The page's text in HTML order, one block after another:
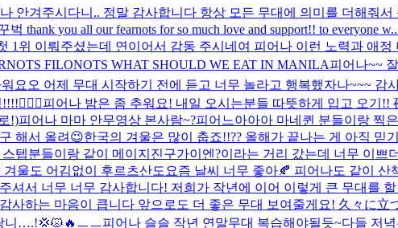
안겨주시다니.. 정말 감사합니다 항상 모든 무대에 의미를 더해줘
you all our fearnots for so much love and support!! to everyone
위 이뤄주셨는데 연이어서 감동 주시네여 피어나 이런 노력과 애정
FILONOTS WHAT SHOULD WE EAT IN MANILA피어나~~
요오 어제 무대 시작하기 전에 듣고 너무 놀라고 행복했자나~~~ 감
피어나 밤은 좀 추워요! 내일 오시는분들 따뜻하게 입고 오기!!
!)피어나 마마 안무영상 본사람~?피어느아아아 마네퀸 분들이랑 찍
해서 올려😉한국의 겨울은 많이 춥죠!!?? 올해가 끝나는 게 아직 믿
텝분들이랑 같이 메이지진구가이엔?이라는 거리 갔는데 너무 이쁘
겨울도 어김없이 후르츠산도 요즘 날씨 너무 좋아🍂 피어나도 같이 산
셔서 너무 너무 감사합니다! 저희가 작년에 이어 이렇게 큰 무대를
하는 마음이 큽니다 앞으로도 더 좋은 무대 보여줄게요! 久々に立
….!💢😾🔥ㅡㅡ피어나 슬슬 작년 연말무대 복습해야될듯~다들 저